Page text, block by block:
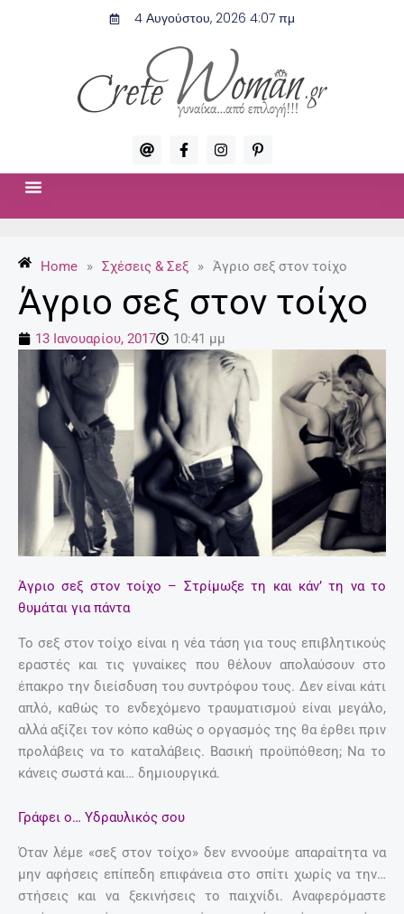
4 Αυγούστου, 2026 4:07 πμ
A
t
F
a
c
-
f
I
n
s
P
i
n
-
Home » Σχέσεις & Σεξ » Άγριο σεξ στον τοίχο
Άγριο σεξ στον τοίχο
13 Ιανουαρίου, 2017 10:41 μμ
Άγριο σεξ στον τοίχο – Στρίμωξε τη και κάν’ τη να το
θυμάται για πάντα
Το σεξ στον τοίχο είναι η νέα τάση για τους επιβλητικούς
εραστές και τις γυναίκες που θέλουν απολαύσουν στο
έπακρο την διείσδυση του συντρόφου τους. Δεν είναι κάτι
απλό, καθώς το ενδεχόμενο τραυματισμού είναι μεγάλο,
αλλά αξίζει τον κόπο καθώς ο οργασμός της θα έρθει πριν
προλάβεις να το καταλάβεις. Βασική προϋπόθεση; Να το
κάνεις σωστά και… δημιουργικά.
Γράφει ο… Υδραυλικός σου
Όταν λέμε «σεξ στον τοίχο» δεν εννοούμε απαραίτητα να
μην αφήσεις επίπεδη επιφάνεια στο σπίτι χωρίς να την…
στήσεις και να ξεκινήσεις το παιχνίδι. Αναφερόμαστε